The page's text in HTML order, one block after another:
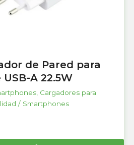
de Pared para
A 22.5W
Cargadores para
/ Smartphones